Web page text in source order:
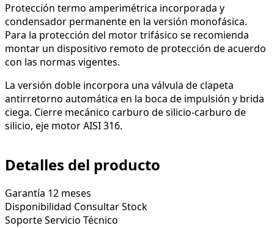
Protección termo amperimétrica incorporada y
condensador permanente en la versión monofásica.
Para la protección del motor trifásico se recomienda
montar un dispositivo remoto de protección de acuerdo
con las normas vigentes.
La versión doble incorpora una válvula de clapeta
antirretorno automática en la boca de impulsión y brida
ciega. Cierre mecánico carburo de silicio-carburo de
silicio, eje motor AISI 316.
Detalles del producto
Garantía 12 meses
Disponibilidad Consultar Stock
SoporteServicio Técnico